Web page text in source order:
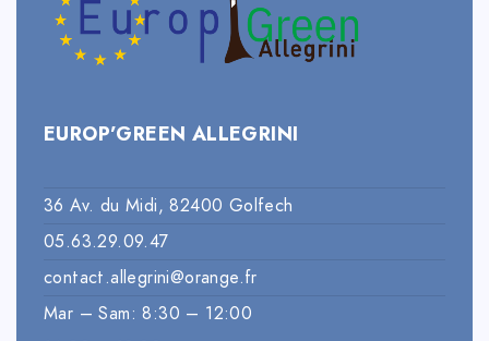
EUROP’GREEN ALLEGRINI
36 Av. du Midi, 82400 Golfech
05.63.29.09.47
contact.allegrini@orange.fr
Mar – Sam: 8:30 – 12:00